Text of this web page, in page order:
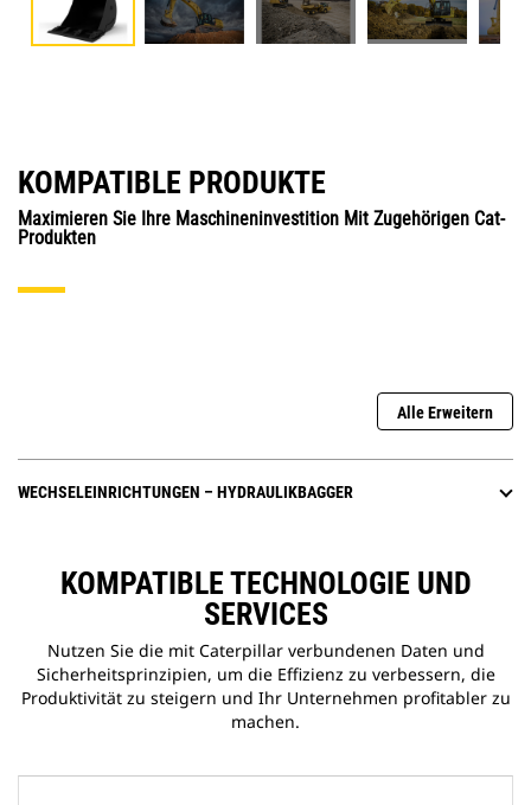
KOMPATIBLE PRODUKTE
Maximieren Sie Ihre Maschineninvestition Mit Zugehörigen Cat-
Produkten
Alle Erweitern
WECHSELEINRICHTUNGEN – HYDRAULIKBAGGER
KOMPATIBLE TECHNOLOGIE UND
SERVICES
Nutzen Sie die mit Caterpillar verbundenen Daten und
Sicherheitsprinzipien, um die Effizienz zu verbessern, die
Produktivität zu steigern und Ihr Unternehmen profitabler zu
machen.